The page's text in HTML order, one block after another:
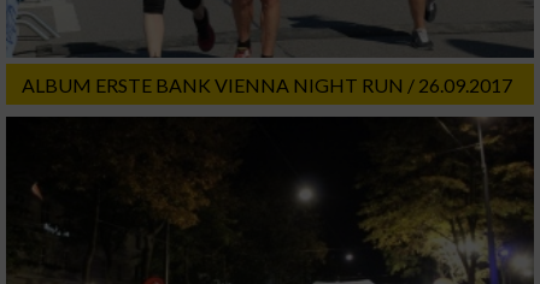
ALBUM ERSTE BANK VIENNA NIGHT RUN / 26.09.2017
Erstellung von Profilen zur Personalisierung
von Inhalten
Verwendung von Profilen zur Auswahl
Messung der Werbeleistung